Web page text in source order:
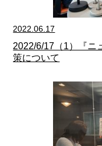
2022.06.17
2022/6/17（1）『ニ
策について